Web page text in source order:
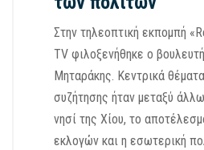
Στην τηλεοπτική εκπομπή
TV φιλοξενήθηκε ο
Μηταράκης. Κεντρικά
συζήτησης ήταν μεταξύ
νησί της Χίου, το
εκλογών και η εσωτερική